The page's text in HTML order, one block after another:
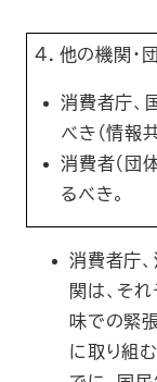
４．他の機関
消費者庁、
べき（情報
消費者（団
るべき。
消費者庁
関は、そ
味での緊
に取り組